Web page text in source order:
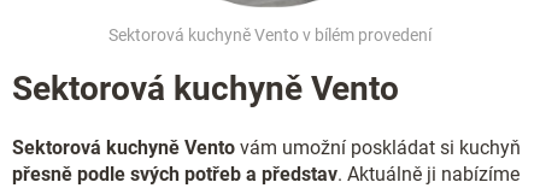
Sektorová kuchyně Vento v bílém provedení
Sektorová kuchyně Vento
Sektorová kuchyně Vento vám umožní poskládat si kuchyň
přesně podle svých potřeb a představ. Aktuálně ji nabízíme